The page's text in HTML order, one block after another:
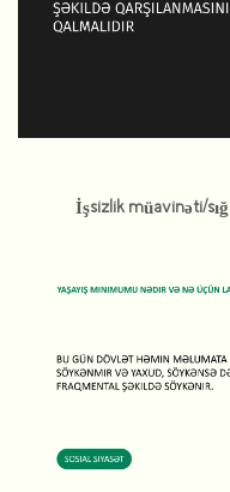
İşsizlik müavinəti/